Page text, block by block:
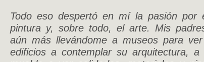
Todo eso despertó en mí la pasión por
pintura y, sobre todo, el arte. Mis
aún más llevándome a museos para
edificios a contemplar su arquitectura, a